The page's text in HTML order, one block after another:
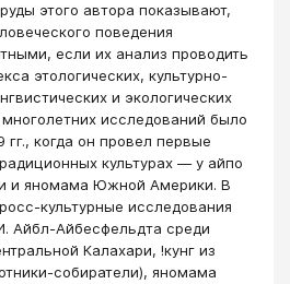
этого автора показывают,
поведения
если их анализ проводить
этологических, культурно-
и экологических
исследований было
когда он провел первые
культурах — у айпо
и яномама Южной Америки. В
культурные исследования
Айбл-Айбесфельдта среди
Калахари, !кунг из
собиратели), яномама